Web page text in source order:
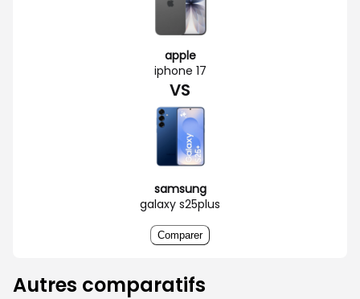
apple
iphone 17
VS
samsung
galaxy s25plus
Comparer
Autres comparatifs